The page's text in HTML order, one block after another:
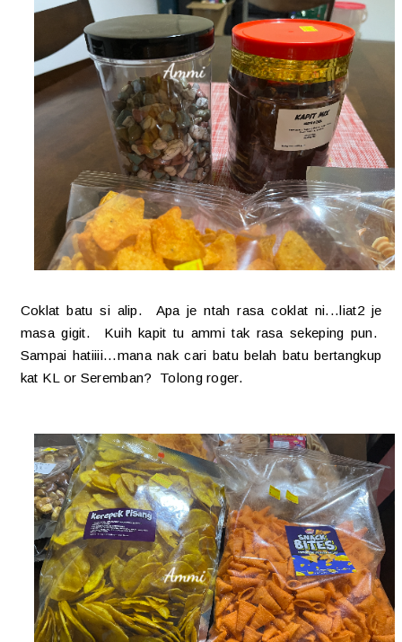
Coklat batu si alip. Apa je ntah rasa coklat ni...liat2 je
masa gigit. Kuih kapit tu ammi tak rasa sekeping pun.
Sampai hatiiii...mana nak cari batu belah batu bertangkup
kat KL or Seremban? Tolong roger.